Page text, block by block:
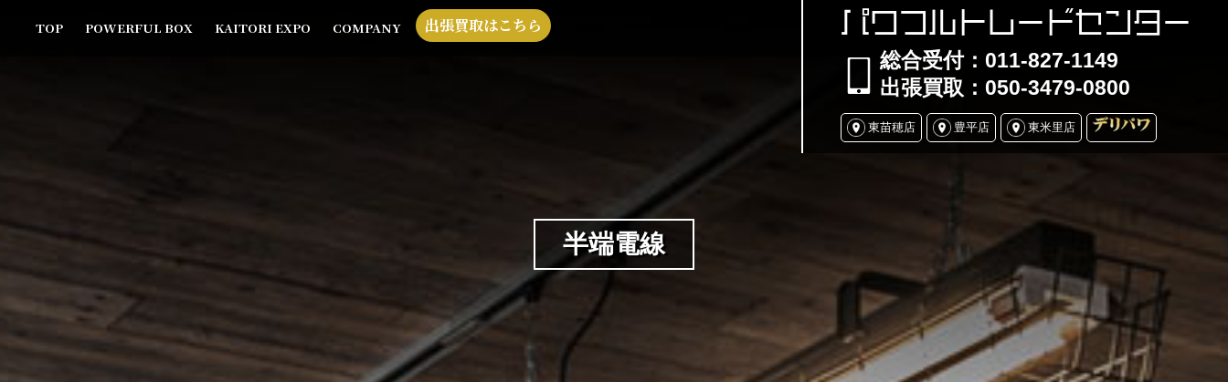
パワフルトレードセンター
総合受付：011-827-1149
出張買取：050-3479-0800
東苗穂店 豊平店 東米里店
TOP POWERFUL BOX KAITORI EXPO COMPANY 出張買取はこちら
半端電線